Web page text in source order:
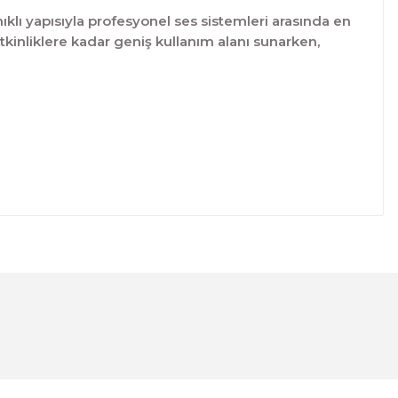
yapısıyla profesyonel ses sistemleri arasında en
kadar geniş kullanım alanı sunarken,